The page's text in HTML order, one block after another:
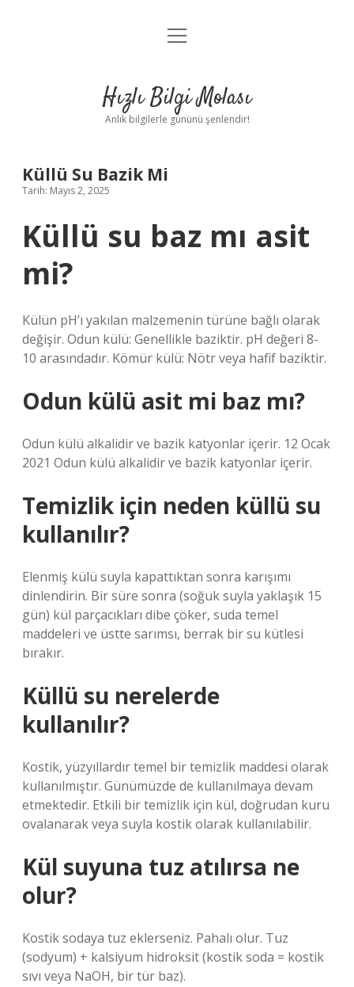
Anasayfa
Yasal Uyarı
menüyü
Hızlı Bilgi Molası
Anlık bilgilerle gününü şenlendir!
Küllü Su Bazik Mi
Tarih: Mayıs 2, 2025
Küllü su baz mı asit
mi?
Külün pH’ı yakılan malzemenin türüne bağlı olarak
değişir. Odun külü: Genellikle baziktir. pH değeri 8-
10 arasındadır. Kömür külü: Nötr veya hafif baziktir.
Odun külü asit mi baz mı?
Odun külü alkalidir ve bazik katyonlar içerir. 12 Ocak
2021 Odun külü alkalidir ve bazik katyonlar içerir.
Temizlik için neden küllü su
kullanılır?
Elenmiş külü suyla kapattıktan sonra karışımı
dinlendirin. Bir süre sonra (soğuk suyla yaklaşık 15
gün) kül parçacıkları dibe çöker, suda temel
maddeleri ve üstte sarımsı, berrak bir su kütlesi
bırakır.
Küllü su nerelerde
kullanılır?
Kostik, yüzyıllardır temel bir temizlik maddesi olarak
kullanılmıştır. Günümüzde de kullanılmaya devam
etmektedir. Etkili bir temizlik için kül, doğrudan kuru
ovalanarak veya suyla kostik olarak kullanılabilir.
Kül suyuna tuz atılırsa ne
olur?
Kostik sodaya tuz eklerseniz. Pahalı olur. Tuz
(sodyum) + kalsiyum hidroksit (kostik soda = kostik
sıvı veya NaOH, bir tür baz).